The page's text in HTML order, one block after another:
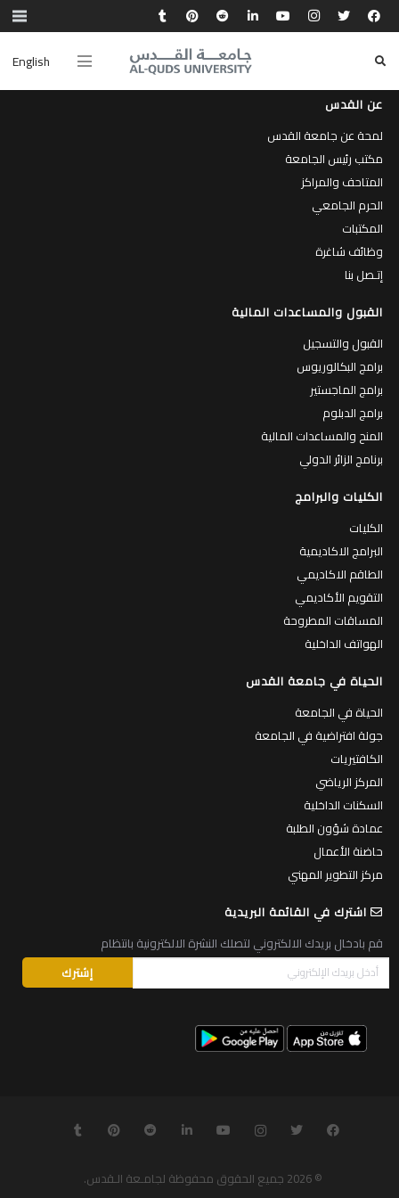
English
عن القدس
لمحة عن جامعة القدس
مكتب رئيس الجامعة
المتاحف والمراكز
الحرم الجامعي
المكتبات
وظائف شاغرة
إتـصل بنا
القبول والمساعدات المالية
القبول والتسجيل
برامج البكالوريوس
برامج الماجستير
برامج الدبلوم
المنح والمساعدات المالية
برنامج الزائر الدولي
الكليات والبرامج
الكليات
البرامج الاكاديمية
الطاقم الاكاديمي
التقويم الأكاديمي
المساقات المطروحة
الهواتف الداخلية
الحياة في جامعة القدس
الحياة في الجامعة
جولة افتراضية في الجامعة
الكافتيريات
المركز الرياضي
السكنات الداخلية
عمادة شؤون الطلبة
حاضنة الأعمال
مركز التطوير المهني
اشترك في القائمة البريدية
قم بادخال بريدك الالكتروني لتصلك النشرة الالكترونية بانتظام
© 2026 جميع الحقوق محفوظة لجامـعة الـقدس.